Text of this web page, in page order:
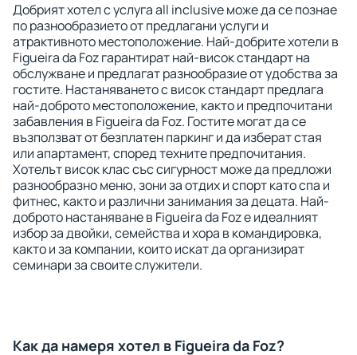
Добрият хотел с услуга all inclusive може да се познае
по разнообразието от предлагани услуги и
атрактивното местоположение. Най-добрите хотели в
Figueira da Foz гарантират най-висок стандарт на
обслужване и предлагат разнообразие от удобства за
гостите. Настаняването с висок стандарт предлага
най-доброто местоположение, както и предпочитани
забавления в Figueira da Foz. Гостите могат да се
възползват от безплатен паркинг и да изберат стая
или апартамент, според техните предпочитания.
Хотелът висок клас със сигурност може да предложи
разнообразно меню, зони за отдих и спорт като спа и
фитнес, както и различни занимания за децата. Най-
доброто настаняване в Figueira da Foz е идеалният
избор за двойки, семейства и хора в командировка,
както и за компании, които искат да организират
семинари за своите служители.
Как да намеря хотел в Figueira da Foz?